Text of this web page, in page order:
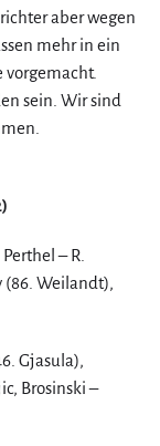
aber wegen
mehr in ein
vorgemacht.
sein. Wir sind
– R.
(86. Weilandt),
Gjasula),
Brosinski –